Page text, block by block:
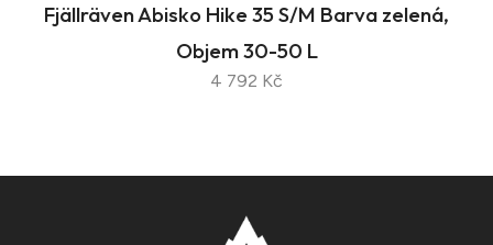
Fjällräven Abisko Hike 35 S/M Barva zelená,
Objem 30-50 L
4 792 Kč